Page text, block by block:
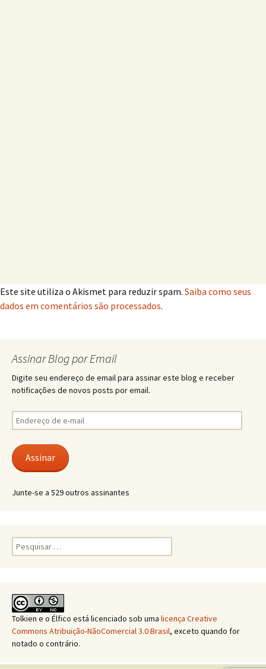
Este site utiliza o Akismet para reduzir spam. Saiba como seus
dados em comentários são processados.
Assinar Blog por Email
Digite seu endereço de email para assinar este blog e receber
notificações de novos posts por email.
Endereço
de
mail Assinar
Junte-se a 529 outros assinantes
Pesquisar
por:
Tolkien e o Élfico está licenciado sob uma licença Creative
Commons Atribuição-NãoComercial 3.0 Brasil, exceto quando for
notado o contrário.